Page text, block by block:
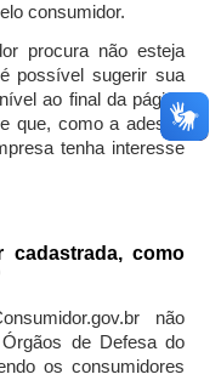
consumidor.
procura não esteja
possível sugerir sua
ao final da página
que, como a adesão
tenha interesse
cadastrada, como
não
de Defesa do
os consumidores